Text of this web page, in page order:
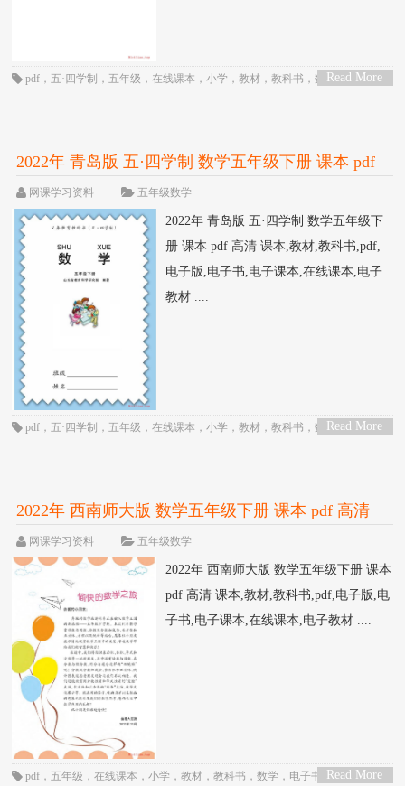
Read More
pdf ， 五·四学制 ， 五年级 ，在线课本 ，小学 ，教材 ，教科书 ，数学，电子
2022年 青岛版 五·四学制 数学五年级下册 课本 pdf
高清
网课学习资料 五年级数学
2022年 青岛版 五·四学制 数学五年级下
册 课本 pdf 高清 课本,教材,教科书,pdf,
电子版,电子书,电子课本,在线课本,电子
教材 ....
Read More
pdf ， 五·四学制 ， 五年级 ，在线课本 ，小学 ，教材 ，教科书 ，数学，电子
2022年 西南师大版 数学五年级下册 课本 pdf 高清
网课学习资料 五年级数学
2022年 西南师大版 数学五年级下册 课本
pdf 高清 课本,教材,教科书,pdf,电子版,电
子书,电子课本,在线课本,电子教材 ....
Read More
pdf ， 五年级 ，在线课本 ，小学 ，教材 ，教科书 ，数学 ， 电子书 ，电子教